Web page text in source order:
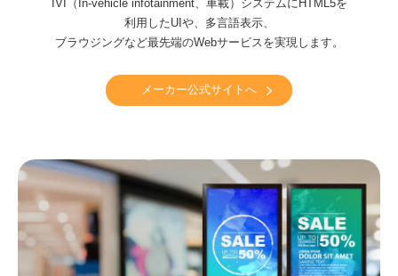
IVI（In-vehicle infotainment、車載）システムに HTML5を
利用したUIや、多言語表示、
ブラウジングなど最先端のWebサービスを実現します。
メーカー公式サイトへ